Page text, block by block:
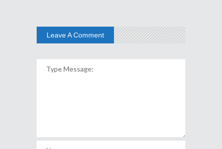
Leave A Comment